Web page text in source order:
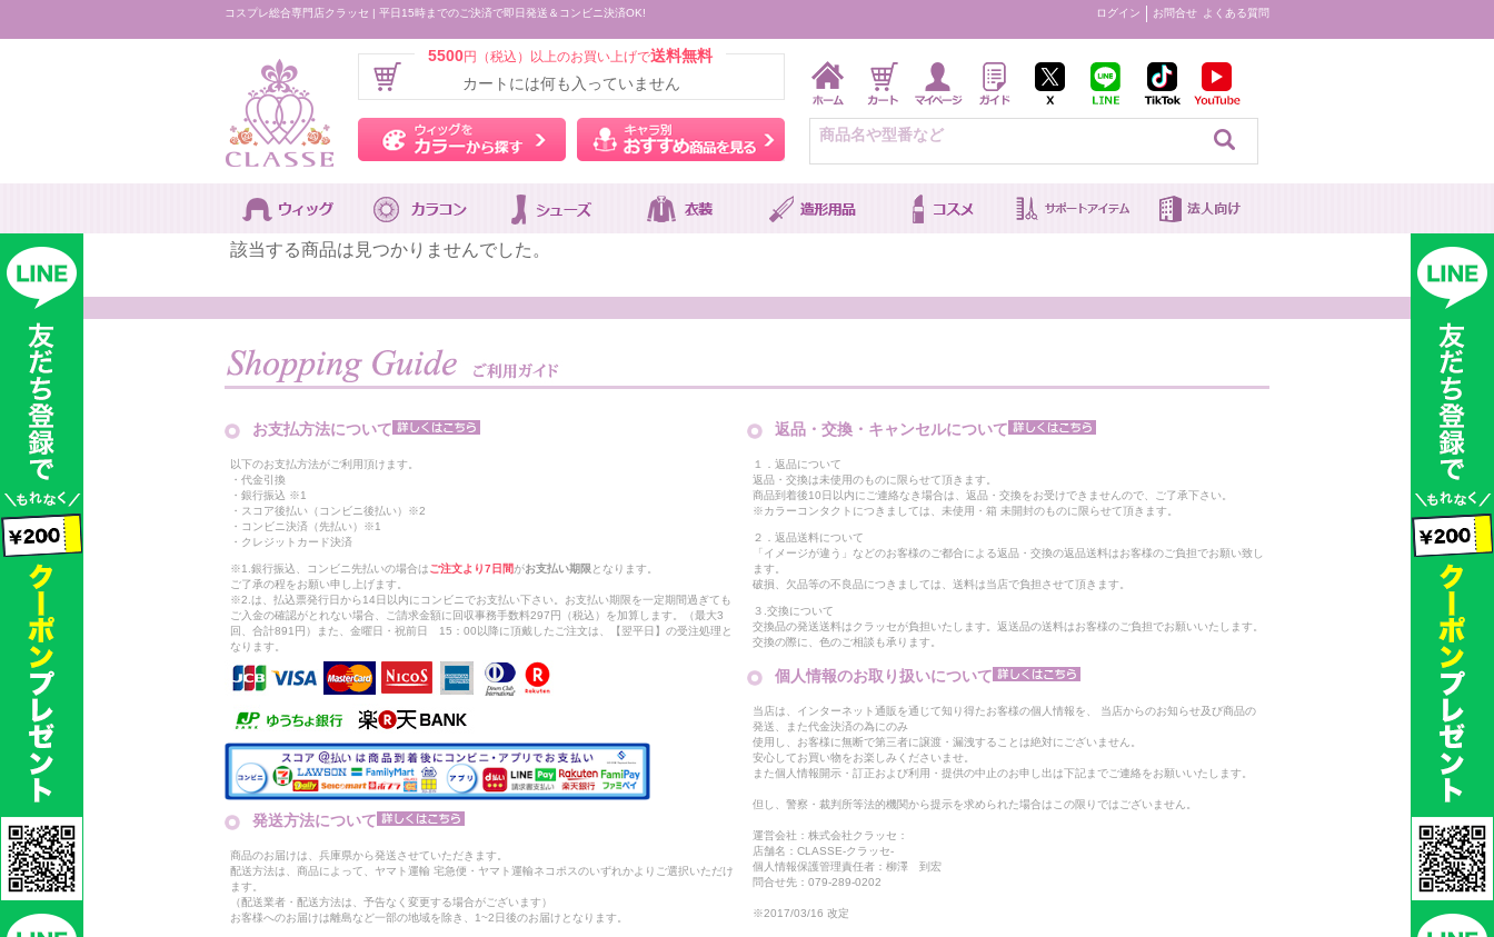
コスプレ総合専門店クラッセ | 平日15時までのご決済で即日発送＆コンビニ決済OK! ログイン お問合せ よくある質問
5500円（税込）以上のお買い上げで送料無料
カートには何も入っていません
ウィッグをカラーから探す キャラ別おすすめ商品を見る
該当する商品は見つかりませんでした。
お支払方法について
以下のお支払方法がご利用頂けます。
・代金引換
・銀行振込 ※1
・スコア後払い（コンビニ後払い）※2
・コンビニ決済（先払い）※1
・クレジットカード決済
※1.銀行振込、コンビニ先払いの場合はご注文より7日間がお支払い期限 となります。
ご了承の程をお願い申し上げます。
※2.は、払込票発行日から14日以内にコンビニでお支払い下さい。お支払い期限を一定期間過ぎても
ご入金の確認がとれない場合、ご請求金額に回収事務手数料297円（税込）を加算します。（最大3
回、合計891円）また、金曜日・祝前日 15：00以降に頂戴したご注文は、【翌平日】の受注処理と
なります。
発送方法について
商品のお届けは、兵庫県から発送させていただきます。
配送方法は、商品によって、ヤマト運輸 宅急便・ヤマト運輸ネコポスのいずれかよりご選択いただけ
ます。
（配送業者・配送方法は、予告なく変更する場合がございます）
お客様へのお届けは離島など一部の地域を除き、1~2日後のお届けとなります。
返品・交換・キャンセルについて
１．返品について
返品・交換は未使用のものに限らせて頂きます。
商品到着後10日以内にご連絡なき場合は、返品・交換をお受けできませんので、ご了承下さい。
※カラーコンタクトにつきましては、未使用・箱 未開封のものに限らせて頂きます。
２．返品送料について
「イメージが違う」などのお客様のご都合による返品・交換の返品送料はお客様のご負担でお願い致し
ます。
破損、欠品等の不良品につきましては、送料は当店で負担させて頂きます。
３.交換について
交換品の発送送料はクラッセが負担いたします。返送品の送料はお客様のご負担でお願いいたします。
交換の際に、色のご相談も承ります。
個人情報のお取り扱いについて
当店は、インターネット通販を通じて知り得たお客様の個人情報を、 当店からのお知らせ及び商品の
発送、また代金決済の為にのみ
使用し、お客様に無断で第三者に譲渡・漏洩することは絶対にございません。
安心してお買い物をお楽しみくださいませ。
また個人情報開示・訂正および利用・提供の中止のお申し出は下記までご連絡をお願いいたします。
但し、警察・裁判所等法的機関から提示を求められた場合はこの限りではございません。
運営会社：株式会社クラッセ：
店舗名：CLASSE-クラッセ-
個人情報保護管理責任者：柳澤 到宏
問合せ先：079-289-0202
※2017/03/16 改定